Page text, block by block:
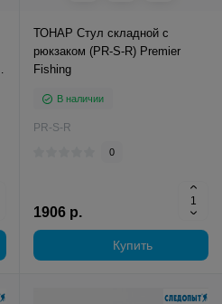
ТОНАР Стул складной с
рюкзаком (PR-S-R) Premier
Fishing
В наличии
PR-S-R
0
1906 р.
Купить